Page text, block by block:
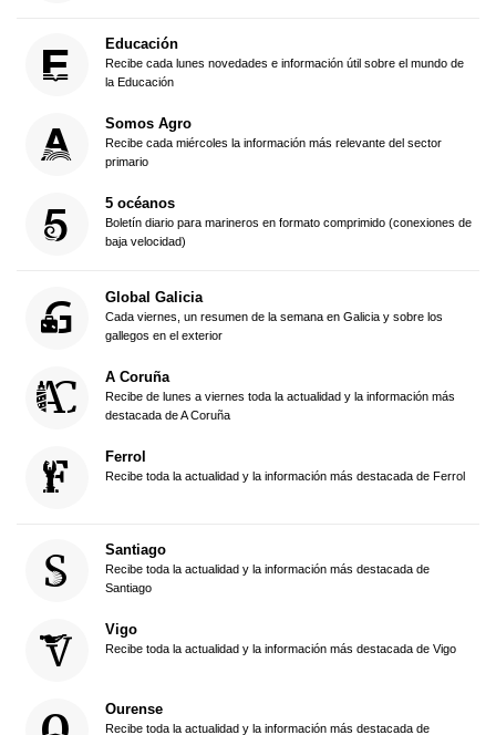
Educación
Recibe cada lunes novedades e información útil sobre el mundo de
la Educación
Somos Agro
Recibe cada miércoles la información más relevante del sector
primario
5 océanos
Boletín diario para marineros en formato comprimido (conexiones de
baja velocidad)
Global Galicia
Cada viernes, un resumen de la semana en Galicia y sobre los
gallegos en el exterior
A Coruña
Recibe de lunes a viernes toda la actualidad y la información más
destacada de A Coruña
Ferrol
Recibe toda la actualidad y la información más destacada de Ferrol
Santiago
Recibe toda la actualidad y la información más destacada de
Santiago
Vigo
Recibe toda la actualidad y la información más destacada de Vigo
Ourense
Recibe toda la actualidad y la información más destacada de